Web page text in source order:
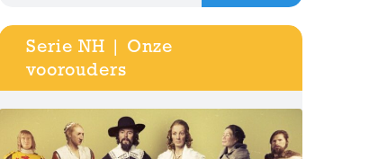
Serie NH | Onze
voorouders